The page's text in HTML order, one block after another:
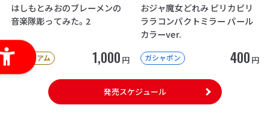
はしもとみおのブレーメンの
音楽隊彫ってみた。2
プレミアム 1,000 円
おジャ魔女どれみ ピリカピリ
ララコンパクトミラー パール
カラーver.
ガシャポン 400 円
発売スケジュール